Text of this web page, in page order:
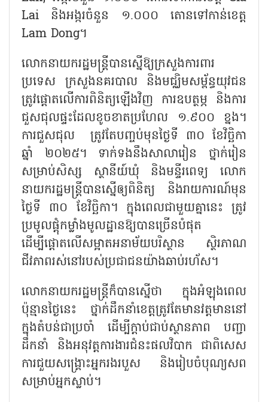
Lai និងអង្ករចំនួន ១.០០០ តោនទៅកាន់ខេត្ត
Lam Dong។
លោកនាយករដ្ឋមន្ត្រីបានស្នើឱ្យក្រសួងការពារ
ប្រទេស ក្រសួងនគរបាល និងមជ្ឈិមសម្ព័ន្ធយុវជន
ត្រូវផ្តោតលើការពិនិត្យឡើងវិញ ការឧបត្ថម្ភ និងការ
ជួសជុលផ្ទះដែលខូចខាតប្រហែល ១.៩០០ ខ្នង។
ការជួសជុល ត្រូវតែបញ្ចប់មុនថ្ងៃទី ៣០ ខែវិច្ឆិកា
ឆ្នាំ ២០២៥។ ទាក់ទងនឹងសាលារៀន ថ្នាក់រៀន
សម្រាប់សិស្ស ស្ថានីយ៍ឃុំ និងមន្ទីរពេទ្យ លោក
នាយករដ្ឋមន្ត្រីបានស្នើឲ្យពិនិត្យ និងរាយការណ៍មុន
ថ្ងៃទី ៣០ ខែវិច្ឆិកា។ ក្នុងពេលជាមួយគ្នានេះ ត្រូវ
ប្រមូលផ្តុំកម្លាំងមូលដ្ឋានឱ្យបានច្រើនបំផុត
ដើម្បីផ្តោតលើសម្អាតអនាម័យបរិស្ថាន ស្ថិរភាណ
ជីវភាពរស់នៅរបស់ប្រជាជនយ៉ាងឆាប់រហ័ស។
លោកនាយករដ្ឋមន្ត្រីក៏បានស្នើថា ក្នុងអំឡុងពេល
ប៉ុន្មានថ្ងៃនេះ ថ្នាក់ដឹកនាំខេត្តត្រូវតែមានវត្តមាននៅ
ក្នុងតំបន់ជាប្រចាំ ដើម្បីក្តាប់ជាប់ស្ថានភាព បញ្ជា
ដឹកនាំ និងអនុវត្តការងារជំនះផលវិបាក ជាពិសេស
ការជួយសង្គ្រោះអ្នករងរបួស និងរៀបចំបុណ្យសព
សម្រាប់អ្នកស្លាប់។